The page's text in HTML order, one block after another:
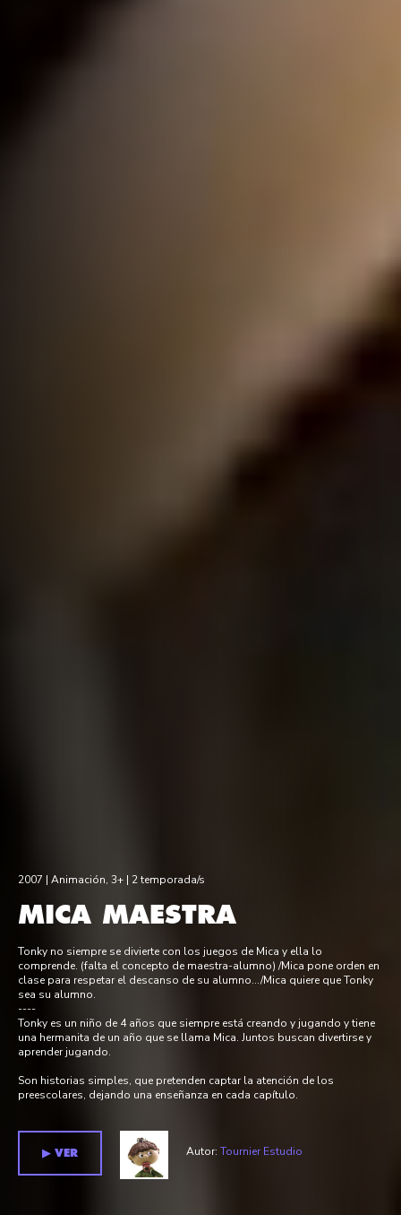
2007 | Animación, 3+ | 2 temporada/s
MICA MAESTRA
Tonky no siempre se divierte con los juegos de Mica y ella lo
comprende. (falta el concepto de maestra-alumno) /Mica pone orden en
clase para respetar el descanso de su alumno…/Mica quiere que Tonky
sea su alumno.
----
Tonky es un niño de 4 años que siempre está creando y jugando y tiene
una hermanita de un año que se llama Mica. Juntos buscan divertirse y
aprender jugando.
Son historias simples, que pretenden captar la atención de los
preescolares, dejando una enseñanza en cada capítulo.
▶︎ VER Autor: Tournier Estudio